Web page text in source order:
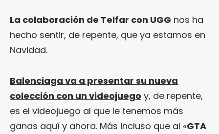
La colaboración de Telfar con UGG nos ha
hecho sentir, de repente, que ya estamos en
Navidad.
Balenciaga va a presentar su nueva
colección con un videojuego y, de repente,
es el videojuego al que le tenemos más
ganas aquí y ahora. Más incluso que al «GTA